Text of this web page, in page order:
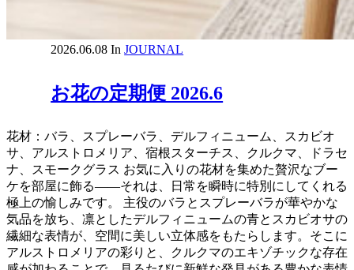
2026.06.08 In JOURNAL
お花の定期便 2026.6
花材：バラ、スプレーバラ、デルフィニューム、スカビオ
サ、アルストロメリア、宿根スターチス、クルクマ、ドラセ
ナ、スモークグラス お気に入りの花材を集めた贅沢なブー
ケを部屋に飾る――それは、日常を瞬時に特別にしてくれる
極上の愉しみです。 主役のバラとスプレーバラが華やかな
気品を放ち、凛としたデルフィニュームの青とスカビオサの
繊細な表情が、空間に美しい立体感をもたらします。そこに
アルストロメリアの彩りと、クルクマのエキゾチックな存在